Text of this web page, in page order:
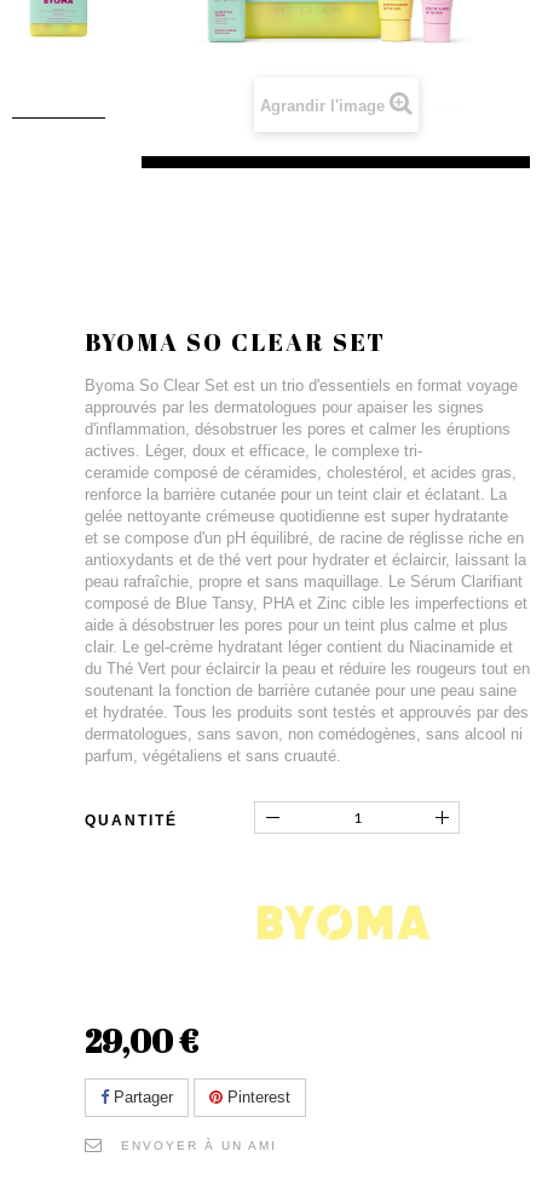
Agrandir l'image
BYOMA SO CLEAR SET
Byoma So Clear Set est un trio d'essentiels en format voyage
approuvés par les dermatologues pour apaiser les signes
d'inflammation, désobstruer les pores et calmer les éruptions
actives. Léger, doux et efficace, le complexe tri-
ceramide composé de céramides, cholestérol, et acides gras,
renforce la barrière cutanée pour un teint clair et éclatant. La
gelée nettoyante crémeuse quotidienne est super hydratante
et se compose d'un pH équilibré, de racine de réglisse riche en
antioxydants et de thé vert pour hydrater et éclaircir, laissant la
peau rafraîchie, propre et sans maquillage. Le Sérum Clarifiant
composé de Blue Tansy, PHA et Zinc cible les imperfections et
aide à désobstruer les pores pour un teint plus calme et plus
clair. Le gel-crème hydratant léger contient du Niacinamide et
du Thé Vert pour éclaircir la peau et réduire les rougeurs tout en
soutenant la fonction de barrière cutanée pour une peau saine
et hydratée. Tous les produits sont testés et approuvés par des
dermatologues, sans savon, non comédogènes, sans alcool ni
parfum, végétaliens et sans cruauté.
QUANTITÉ
29,00 €
Partager Pinterest
ENVOYER À UN AMI